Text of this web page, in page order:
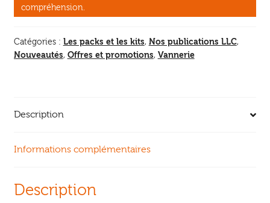
vannerie
compréhension.
Catégories : Les packs et les kits, Nos publications LLC,
Nouveautés, Offres et promotions, Vannerie
Description
Informations complémentaires
Description